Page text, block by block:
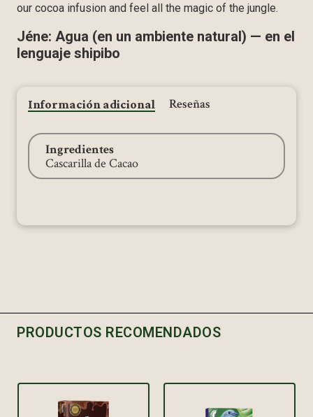
Online Shop
our cocoa infusion and feel all the magic of the jungle.
Jéne: Agua (en un ambiente natural) — en el
lenguaje shipibo
Información adicional Reseñas
Ingredientes
Cascarilla de Cacao
Aún no hay reseñas
nuevas
PRODUCTOS RECOMENDADOS